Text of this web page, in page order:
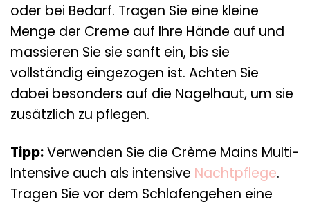
oder bei Bedarf. Tragen Sie eine kleine
Menge der Creme auf Ihre Hände auf und
massieren Sie sie sanft ein, bis sie
vollständig eingezogen ist. Achten Sie
dabei besonders auf die Nagelhaut, um sie
zusätzlich zu pflegen.
Tipp:Verwenden Sie die Crème Mains Multi-
Intensive auch als intensive Nachtpflege.
Tragen Sie vor dem Schlafengehen eine